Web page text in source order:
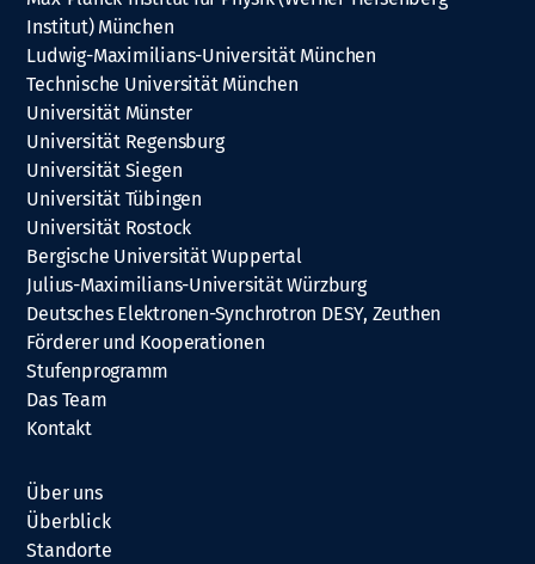
Institut) München
Ludwig-Maximilians-Universität München
Technische Universität München
Universität Münster
Universität Regensburg
Universität Siegen
Universität Tübingen
Universität Rostock
Bergische Universität Wuppertal
Julius-Maximilians-Universität Würzburg
Deutsches Elektronen-Synchrotron DESY, Zeuthen
Förderer und Kooperationen
Stufenprogramm
Das Team
Kontakt
Über uns
Überblick
Standorte